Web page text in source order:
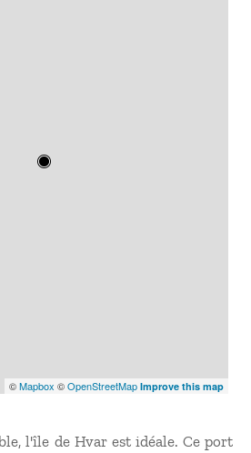
©Mapbox ©OpenStreetMap Improve this map
l'île de Hvar est idéale. Ce port